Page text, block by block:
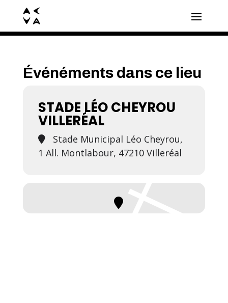
Événéments dans ce lieu
STADE LÉO CHEYROU
VILLERÉAL
Stade Municipal Léo Cheyrou,
1 All. Montlabour, 47210 Villeréal